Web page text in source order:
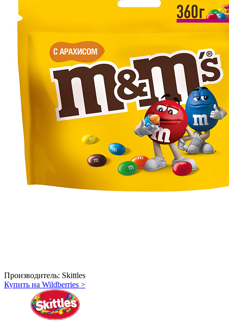
Производитель: Skittles
Купить на Wildberries >